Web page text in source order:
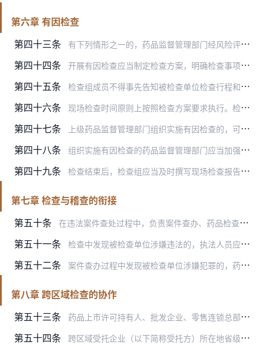
第六章 有因检查
第四十三条
有下列情形之一的，药品监督管理部门经风险评估，可以开展有因检查：
第四十四条 开展有因检查应当制定检查方案，明确检查事项、时间、人员构成和方式等。必要时，药品监督管理部门可以联合有关部门共同开展有因检查。
第四十五条 检查组成员不得事先告知被检查单位检查行程和检查内容。
第四十六条 现场检查时间原则上按照检查方案要求执行。检查组根据检查情况，以能够查清查实问题为原则，认为有必要对检查时间进行调整的，报经组织有因检查的药品监督管理部门同意后予…
第四十七条 上级药品监督管理部门组织实施有因检查的，可以适时通知被检查单位所在地药品监督管理部门。被检查单位所在地药品监督管理部门应当派员协助检查，协助检查的人员应当服从检…
第四十八条 组织实施有因检查的药品监督管理部门应当加强对检查组的指挥，根据现场检查反馈的情况及时调整检查策略，必要时启动协调机制，并可以派相关人员赴现场协调和指挥。
第四十九条 检查结束后，检查组应当及时撰写现场检查报告，并于5个工作日内报送组织有因检查的药品监督管理部门。
第七章 检查与稽查的衔接
第五十条
在违法案件查处过程中，负责案件查办、药品检查、法制部门及检验检测等部门应当各司其职、各负其责，同时加强相互之间的协作衔接。
第五十一条 检查中发现被检查单位涉嫌违法的，执法人员应当立即开展相关调查、取证工作，检查组应当将发现的违法线索和处理建议立即通报负责该被检查单位监管工作的药品监督管理部门和…
第五十二条 案件查办过程中发现被检查单位涉嫌犯罪的，药品监督管理部门应当按照相关规定，依法及时移送或通报公安机关。
第八章 跨区域检查的协作
第五十三条
药品上市许可持有人、批发企业、零售连锁总部（以下简称委托方）所在地省级药品监督管理部门对其跨区域委托生产、委托销售、委托储存、委托运输、药物警戒等质量管理责任落…
第五十四条 跨区域受托企业（以下简称受托方）所在地省级药品监督管理部门应当履行属地监管责任，对受托方遵守相关法律法规、规章，执行质量管理规范、技术标准情况开展检查，配合委托…